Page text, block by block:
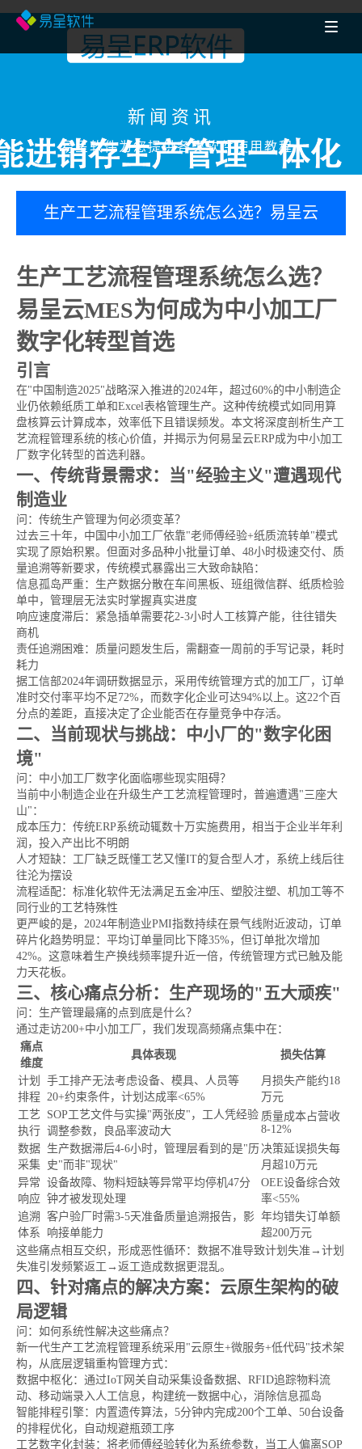
新闻资讯
易呈软件为您提供各类软件使用教程
生产工艺流程管理系统怎么选？易呈云
选
生产工艺流程管理系统怎么选？
易呈云MES为何成为中小加工厂
数字化转型首选
引言
在"中国制造2025"战略深入推进的2024年，超过60%的中小制造企
业仍依赖纸质工单和Excel表格管理生产。这种传统模式如同用算
盘核算云计算成本，效率低下且错误频发。本文将深度剖析生产工
艺流程管理系统的核心价值，并揭示为何易呈云ERP成为中小加工
厂数字化转型的首选利器。
一、传统背景需求：当"经验主义"遭遇现代
制造业
问：传统生产管理为何必须变革？
过去三十年，中国中小加工厂依靠"老师傅经验+纸质流转单"模式
实现了原始积累。但面对多品种小批量订单、48小时极速交付、质
量追溯等新要求，传统模式暴露出三大致命缺陷：
信息孤岛严重：生产数据分散在车间黑板、班组微信群、纸质检验
单中，管理层无法实时掌握真实进度
响应速度滞后：紧急插单需要花2-3小时人工核算产能，往往错失
商机
责任追溯困难：质量问题发生后，需翻查一周前的手写记录，耗时
耗力
据工信部2024年调研数据显示，采用传统管理方式的加工厂，订单
准时交付率平均不足72%，而数字化企业可达94%以上。这22个百
分点的差距，直接决定了企业能否在存量竞争中存活。
二、当前现状与挑战：中小厂的"数字化困
境"
问：中小加工厂数字化面临哪些现实阻碍？
当前中小制造企业在升级生产工艺流程管理时，普遍遭遇"三座大
山"：
成本压力：传统ERP系统动辄数十万实施费用，相当于企业半年利
润，投入产出比不明朗
人才短缺：工厂缺乏既懂工艺又懂IT的复合型人才，系统上线后往
往沦为摆设
流程适配：标准化软件无法满足五金冲压、塑胶注塑、机加工等不
同行业的工艺特殊性
更严峻的是，2024年制造业PMI指数持续在景气线附近波动，订单
碎片化趋势明显：平均订单量同比下降35%，但订单批次增加
42%。这意味着生产换线频率提升近一倍，传统管理方式已触及能
力天花板。
三、核心痛点分析：生产现场的"五大顽疾"
问：生产管理最痛的点到底是什么？
通过走访200+中小加工厂，我们发现高频痛点集中在：
痛点
维度
具体表现 损失估算
计划
排程
手工排产无法考虑设备、模具、人员等
20+约束条件，计划达成率<65%
月损失产能约18
万元
工艺
执行
SOP工艺文件与实操"两张皮"，工人凭经验
调整参数，良品率波动大
质量成本占营收
8-12%
数据
采集
生产数据滞后4-6小时，管理层看到的是"历
史"而非"现状"
决策延误损失每
月超10万元
异常
响应
设备故障、物料短缺等异常平均停机47分
钟才被发现处理
OEE设备综合效
率<55%
追溯
体系
客户验厂时需3-5天准备质量追溯报告，影
响接单能力
年均错失订单额
超200万元
这些痛点相互交织，形成恶性循环：数据不准导致计划失准→计划
失准引发频繁返工→返工造成数据更混乱。
四、针对痛点的解决方案：云原生架构的破
局逻辑
问：如何系统性解决这些痛点？
新一代生产工艺流程管理系统采用"云原生+微服务+低代码"技术架
构，从底层逻辑重构管理方式：
数据中枢化：通过IoT网关自动采集设备数据、RFID追踪物料流
动、移动端录入人工信息，构建统一数据中心，消除信息孤岛
智能排程引擎：内置遗传算法，5分钟内完成200个工单、50台设备
的排程优化，自动规避瓶颈工序
工艺数字化封装：将老师傅经验转化为系统参数，当工人偏离SOP